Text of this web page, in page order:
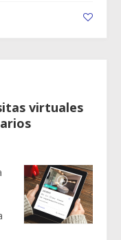
virtuales